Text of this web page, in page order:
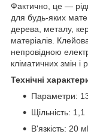
Фактично, це —
для будь-яких
дерева, металу,
матеріалів.
непровідною
кліматичних змін і
Технічні
Параметри:
Щільність:
В'язкість: 20